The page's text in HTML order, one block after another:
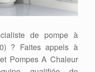
de pompe à
? Faites appels à
Pompes A Chaleur